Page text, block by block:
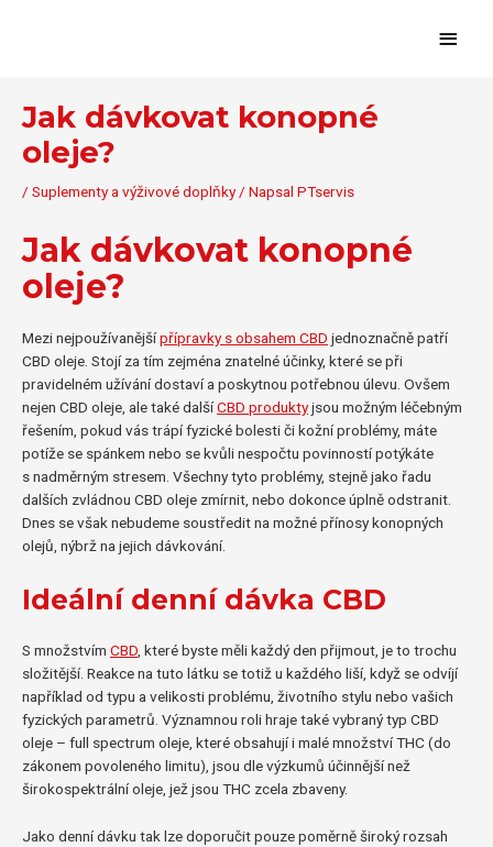
Jak dávkovat konopné
oleje?
/ Suplementy a výživové doplňky/ Napsal PTservis
Jak dávkovat konopné
oleje?
Mezi nejpoužívanějšípřípravky s obsahem CBD jednoznačně patří
CBD oleje. Stojí za tím zejména znatelné účinky, které se při
pravidelném užívání dostaví a poskytnou potřebnou úlevu. Ovšem
nejen CBD oleje, ale také dalšíCBD produktyjsou možným léčebným
řešením, pokud vás trápí fyzické bolesti či kožní problémy, máte
potíže se spánkem nebo se kvůli nespočtu povinností potýkáte
s nadměrným stresem. Všechny tyto problémy, stejně jako řadu
dalších zvládnou CBD oleje zmírnit, nebo dokonce úplně odstranit.
Dnes se však nebudeme soustředit na možné přínosy konopných
olejů, nýbrž na jejich dávkování.
Ideální denní dávka CBD
S množstvím CBD , které byste měli každý den přijmout, je to trochu
složitější. Reakce na tuto látku se totiž u každého liší, když se odvíjí
například od typu a velikosti problému, životního stylu nebo vašich
fyzických parametrů. Významnou roli hraje také vybraný typ CBD
oleje – full spectrum oleje, které obsahují i malé množství THC (do
zákonem povoleného limitu), jsou dle výzkumů účinnější než
širokospektrální oleje, jež jsou THC zcela zbaveny.
Jako denní dávku tak lze doporučit pouze poměrně široký rozsah